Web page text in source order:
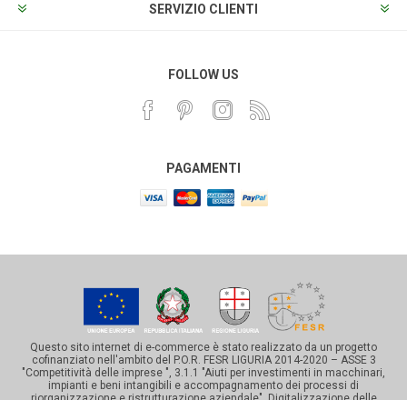
SERVIZIO CLIENTI
FOLLOW US
PAGAMENTI
Questo sito internet di e-commerce è stato realizzato da un progetto
cofinanziato nell'ambito del P.O.R. FESR LIGURIA 2014-2020 – ASSE 3
"Competitività delle imprese ", 3.1.1 "Aiuti per investimenti in macchinari,
impianti e beni intangibili e accompagnamento dei processi di